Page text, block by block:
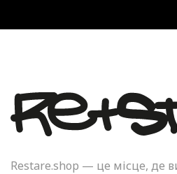
Restare.shop — це місце, де